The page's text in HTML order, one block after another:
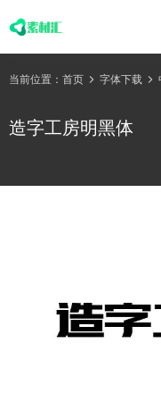
当前位置： 首页 字体下载
造字工房明黑体